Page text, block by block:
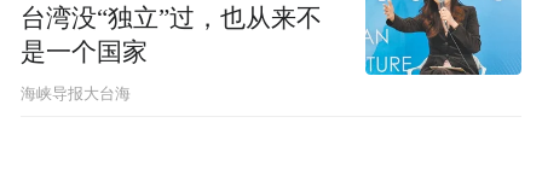
台湾没“独立”过，也从来不
是一个国家
​海峡导报大台海